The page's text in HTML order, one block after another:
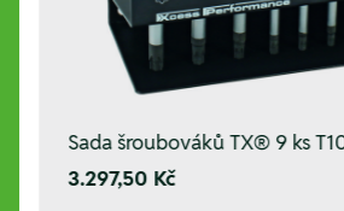
Sada šroubováků TX® 9 ks
3.297,50 Kč